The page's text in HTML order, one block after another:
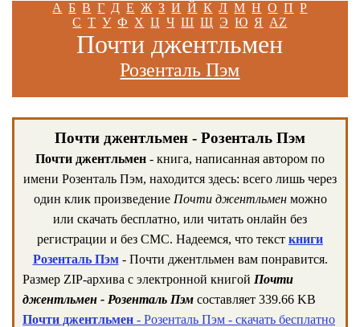
А Б В Г Д Е Ж З И Й К Л М Н О П Р
С Т У Ф Х Ц Ч Ш Щ Э Ю Я AZ
Почти джентльмен
Розенталь Пэм
Почти джентльмен - Розенталь Пэм
Почти джентльмен - книга, написанная автором по
имени Розенталь Пэм, находится здесь: всего лишь через
один клик произведение Почти джентльменможно
или скачать бесплатно, или читать онлайн без
регистрации и без СМС. Надеемся, что текст книги
Розенталь Пэм- Почти джентльмен вам понравится.
Размер ZIP-архива c электронной книгой Почти
джентльмен - Розенталь Пэм составляет 339.66 KB
Почти джентльмен - Розенталь Пэм - скачать бесплатно